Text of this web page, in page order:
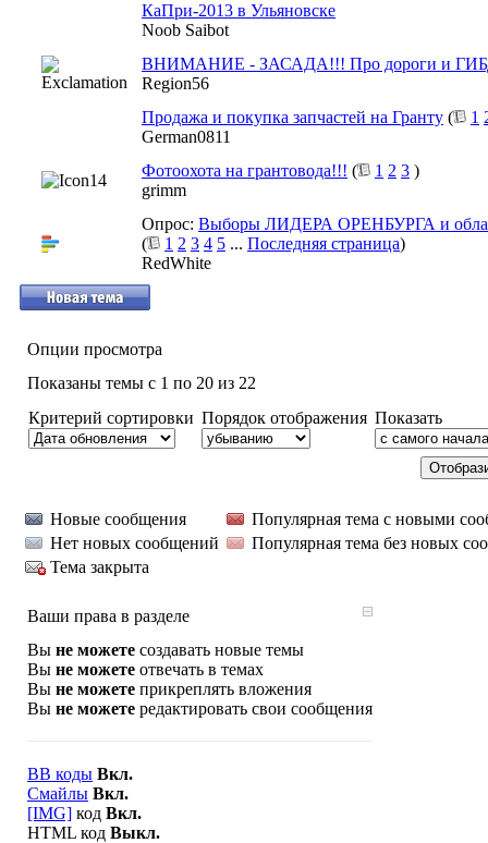
КаПри-2013 в Ульяновске
Noob Saibot
ВНИМАНИЕ - ЗАСАДА!!! Про дороги и
Region56
Продажа и покупка запчастей на Гранту ( 1
German0811
Фотоохота на грантовода!!! ( 1 2 3 )
grimm
Опрос: Выборы ЛИДЕРА ОРЕНБУРГА и
(
1 2 3 4 5 ... Последняя страница)
RedWhite
Опции просмотра
Показаны темы с 1 по 20 из 22
Критерий сортировки Порядок отображения Показать
Новые сообщения
Популярная тема с новыми
Нет новых сообщений
Популярная тема без новых
Тема закрыта
Ваши права в разделе
Вы не можете создавать новые темы
Вы не можете отвечать в темах
Вы не можете прикреплять вложения
Вы не можете редактировать свои сообщения
BB коды Вкл.
Смайлы Вкл.
[IMG] код Вкл.
HTML код Выкл.